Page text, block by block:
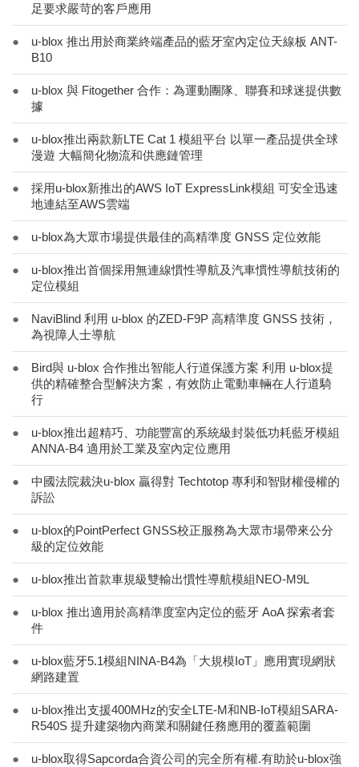
足要求嚴苛的客戶應用
●
u-blox 推出用於商業終端產品的藍牙室內定位天線板 ANT-
B10
●
u-blox 與 Fitogether 合作：為運動團隊、聯賽和球迷提供數
據
●
u-blox推出兩款新LTE Cat 1 模組平台 以單一產品提供全球
漫遊 大幅簡化物流和供應鏈管理
●
採用u-blox新推出的AWS IoT ExpressLink模組 可安全迅速
地連結至AWS雲端
● u-blox為大眾市場提供最佳的高精準度 GNSS 定位效能
●
u-blox推出首個採用無連線慣性導航及汽車慣性導航技術的
定位模組
●
NaviBlind 利用 u-blox 的ZED-F9P 高精準度 GNSS 技術，
為視障人士導航
●
Bird與 u-blox 合作推出智能人行道保護方案 利用 u-blox提
供的精確整合型解決方案，有效防止電動車輛在人行道騎
行
●
u-blox推出超精巧、功能豐富的系統級封裝低功耗藍牙模組
ANNA-B4 適用於工業及室內定位應用
●
中國法院裁決u-blox 贏得對 Techtotop 專利和智財權侵權的
訴訟
●
u-blox的PointPerfect GNSS校正服務為大眾市場帶來公分
級的定位效能
● u-blox推出首款車規級雙輸出慣性導航模組NEO-M9L
●
u-blox 推出適用於高精準度室內定位的藍牙 AoA 探索者套
件
●
u-blox藍牙5.1模組NINA-B4為「大規模IoT」應用實現網狀
網路建置
●
u-blox推出支援400MHz的安全LTE-M和NB-IoT模組SARA-
R540S 提升建築物內商業和關鍵任務應用的覆蓋範圍
●
u-blox取得Sapcorda合資公司的完全所有權.有助於u-blox強